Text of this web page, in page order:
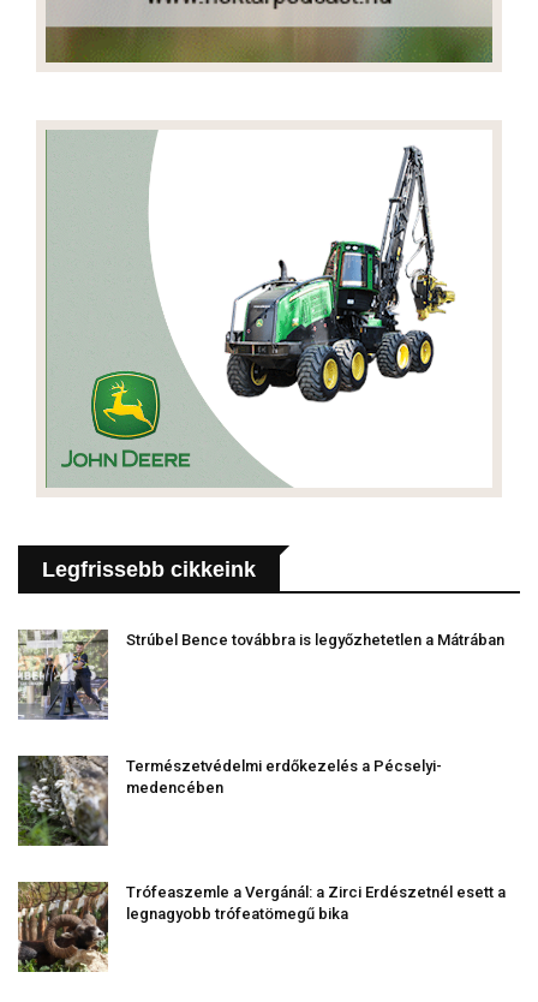
Legfrissebb cikkeink
Strúbel Bence továbbra is legyőzhetetlen a Mátrában
Természetvédelmi erdőkezelés a Pécselyi-
medencében
Trófeaszemle a Vergánál: a Zirci Erdészetnél esett a
legnagyobb trófeatömegű bika